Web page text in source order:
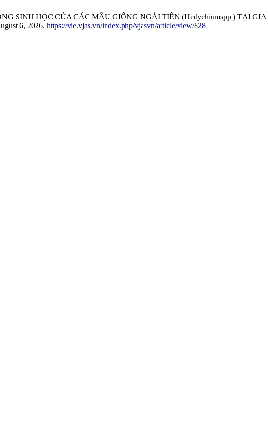
SINH HỌC CỦA CÁC MẪU GIỐNG NGẢI TIÊN (Hedychiumspp.) TẠI
6, 2026. https://vie.vjas.vn/index.php/vjasvn/article/view/828